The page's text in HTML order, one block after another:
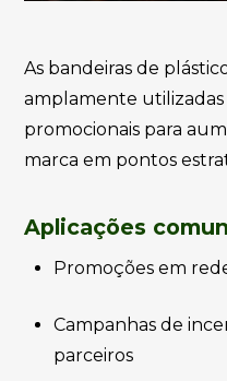
As bandeiras de
amplamente
promocionais para
marca em pontos
Aplicações
Promoções em
Campanhas de
parceiros